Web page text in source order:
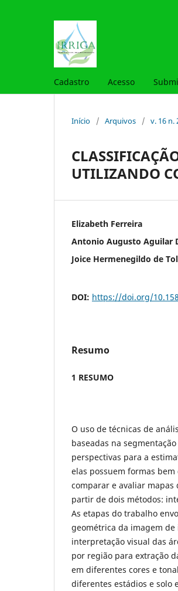
Cadastro Acesso
Início / Arquivos / v. 16 n.
UTILIZANDO
Elizabeth Ferreira
Antonio Augusto Aguilar
Joice Hermenegildo de
DOI: https://doi.org/
Resumo
1 RESUMO
O uso de técnicas de
baseadas na
perspectivas para a
elas possuem formas
comparar e avaliar
partir de dois métodos:
As etapas do trabalho
geométrica da imagem de
interpretação visual das
por região para extração
em diferentes cores e
diferentes estádios e solo